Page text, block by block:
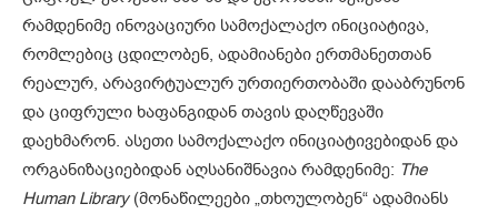
რამდენიმე ინოვაციური სამოქალაქო ინიციატივა,
რომლებიც ცდილობენ, ადამიანები ერთმანეთთან
რეალურ, არავირტუალურ ურთიერთობაში დააბრუნონ
და ციფრული ხაფანგიდან თავის დაღწევაში
დაეხმარონ. ასეთი სამოქალაქო ინიციატივებიდან და
ორგანიზაციებიდან აღსანიშნავია რამდენიმე: The
Human Library(მონაწილეები „თხოულობენ“ ადამიანს